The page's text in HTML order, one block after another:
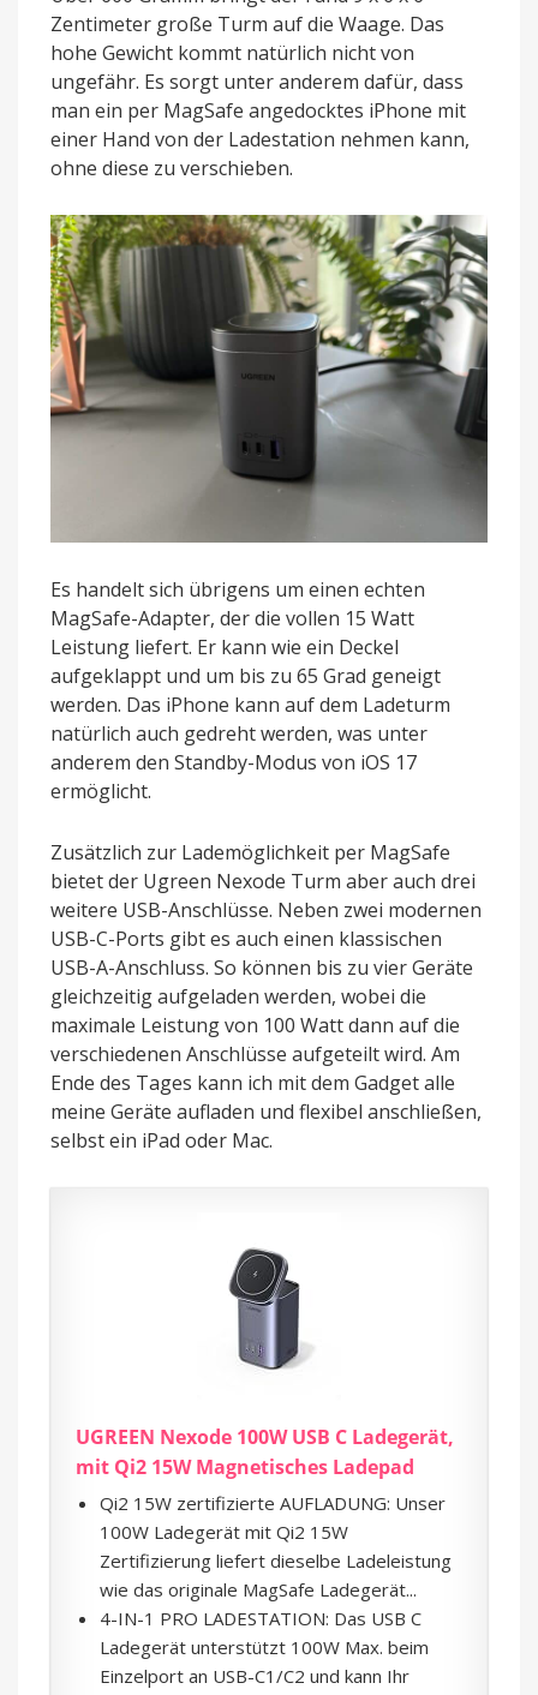
Zentimeter große Turm auf die Waage. Das
hohe Gewicht kommt natürlich nicht von
ungefähr. Es sorgt unter anderem dafür, dass
man ein per MagSafe angedocktes iPhone mit
einer Hand von der Ladestation nehmen kann,
ohne diese zu verschieben.
Es handelt sich übrigens um einen echten
MagSafe-Adapter, der die vollen 15 Watt
Leistung liefert. Er kann wie ein Deckel
aufgeklappt und um bis zu 65 Grad geneigt
werden. Das iPhone kann auf dem Ladeturm
natürlich auch gedreht werden, was unter
anderem den Standby-Modus von iOS 17
ermöglicht.
Zusätzlich zur Lademöglichkeit per MagSafe
bietet der Ugreen Nexode Turm aber auch drei
weitere USB-Anschlüsse. Neben zwei modernen
USB-C-Ports gibt es auch einen klassischen
USB-A-Anschluss. So können bis zu vier Geräte
gleichzeitig aufgeladen werden, wobei die
maximale Leistung von 100 Watt dann auf die
verschiedenen Anschlüsse aufgeteilt wird. Am
Ende des Tages kann ich mit dem Gadget alle
meine Geräte aufladen und flexibel anschließen,
selbst ein iPad oder Mac.
UGREEN Nexode 100W USB C Ladegerät,
mit Qi2 15W Magnetisches Ladepad
Qi2 15W zertifizierte AUFLADUNG: Unser
100W Ladegerät mit Qi2 15W
Zertifizierung liefert dieselbe Ladeleistung
wie das originale MagSafe Ladegerät...
4-IN-1 PRO LADESTATION: Das USB C
Ladegerät unterstützt 100W Max. beim
Einzelport an USB-C1/C2 und kann Ihr